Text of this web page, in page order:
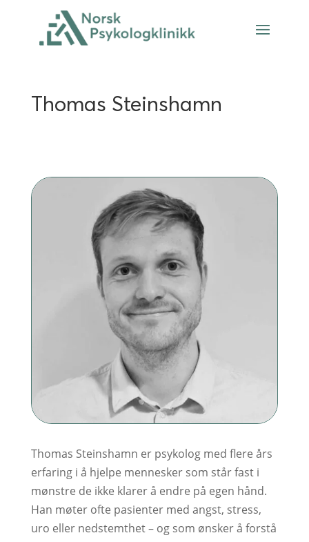
Thomas Steinshamn
Thomas Steinshamn er psykolog med flere års
erfaring i å hjelpe mennesker som står fast i
mønstre de ikke klarer å endre på egen hånd.
Han møter ofte pasienter med angst, stress,
uro eller nedstemthet – og som ønsker å forstå